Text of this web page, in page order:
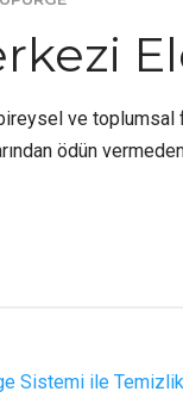
ve toplumsal
ödün